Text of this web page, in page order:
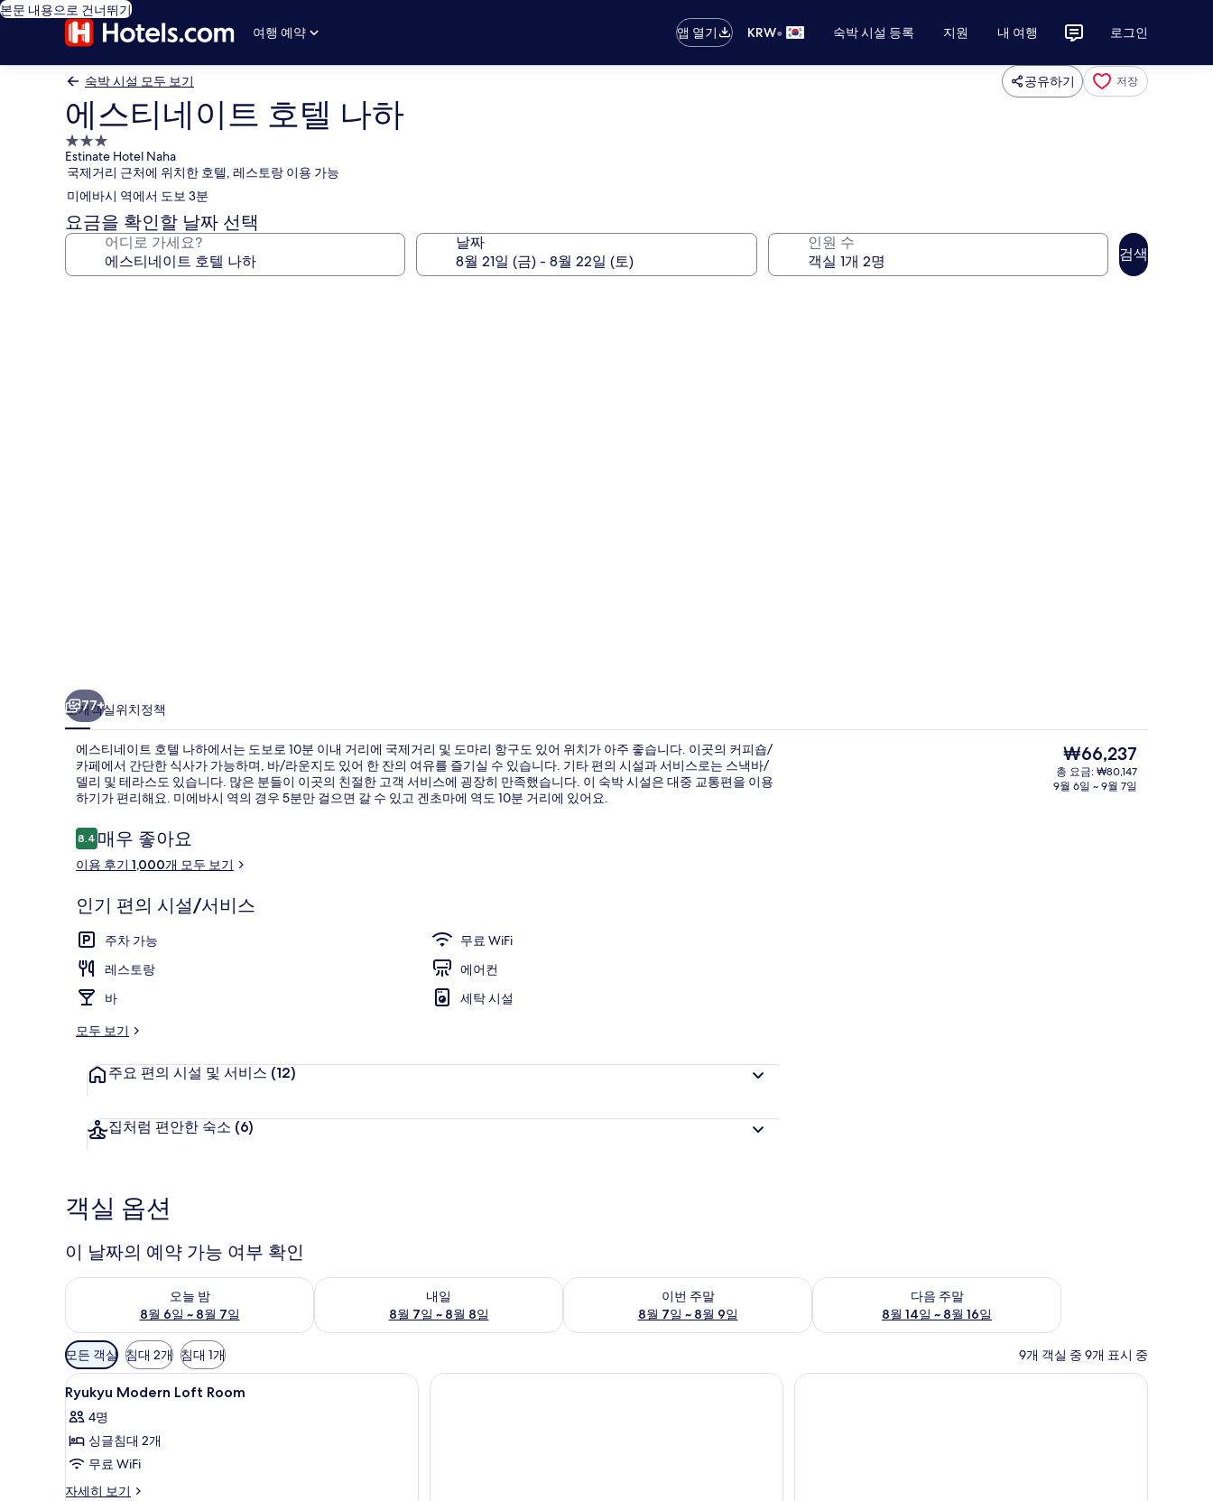
본문 내용으로 건너뛰기
여행 예약
앱 열기 KRW• 숙박 시설 등록 지원 내 여행 로그인
숙박 시설 모두 보기 공유하기 저장
에스티네이트 호텔 나하
3.0
성
급
숙
박
시
Estinate Hotel Naha
국제거리 근처에 위치한 호텔, 레스토랑 이용 가능
미에바시 역에서 도보 3분
요금을 확인할 날짜 선택
어디로 가세요? 날짜 인원 수
검색
러
리
오리/거위털 이불, 암막 커튼, 다리미/
77+
소개객실위치정책
에스티네이트 호텔 나하에서는 도보로 10분 이내 거리에 국제거리 및 도마리 항구도 있어 위치가 아주 좋습니다. 이곳의 커피숍/
카페에서 간단한 식사가 가능하며, 바/라운지도 있어 한 잔의 여유를 즐기실 수 있습니다. 기타 편의 시설과 서비스로는 스낵바/
델리 및 테라스도 있습니다. 많은 분들이 이곳의 친절한 고객 서비스에 굉장히 만족했습니다. 이 숙박 시설은 대중 교통편을 이용
하기가 편리해요. 미에바시 역의 경우 5분만 걸으면 갈 수 있고 겐초마에 역도 10분 거리에 있어요.
이
용
후
8.410점 만점 중 8.4점.
매우 좋아요
이용 후기 1,000개 모두 보기
인기 편의 시설/서비스
주차 가능
무료 WiFi
레스토랑
에어컨
바
세탁 시설
모두 보기
주요 편의 시설 및 서비스 (12)
집처럼 편안한 숙소 (6)
현
재
가
₩66,237
총 요금: ₩80,147
9월 6일 ~ 9월 7일
객실 옵션
이 날짜의 예약 가능 여부 확인
오늘 밤
8월 6일 ~ 8월 7일
오늘 밤 예약 가능 여부 확인, 8월 6일 ~ 8월 7일
내일
8월 7일 ~ 8월 8일
내일 예약 가능 여부 확인, 8월 7일 ~ 8월 8일
이번 주말
8월 7일 ~ 8월 9일
이번 주말 예약 가능 여부 확인, 8월 7일 ~ 8월 9일
다음 주말
8월 14일 ~ 8월 16일
다음 주말 예약 가능 여부 확인, 8월 14일 ~ 8월 16일
객
실
에
사
용
가
능
한
모든 객실 침대 2개 침대 1개 9개 객실 중 9개 표시 중
Ryukyu
Modern
Loft
Room
사
진
오리/거위털 이불, 암막 커튼, 다리미/다리미판, 무료 WiFi
1
Ryukyu Modern Loft Room
4명
싱글침대 2개
무료 WiFi
자세히 보기
Ryukyu